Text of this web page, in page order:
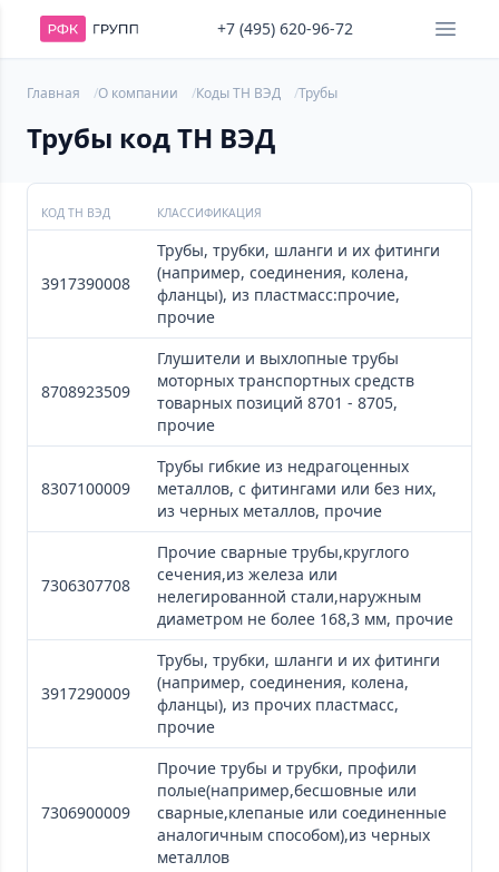
+7 (495) 620-96-72
Главная О компании Коды ТН ВЭД Трубы
Трубы код ТН ВЭД
КОД ТН ВЭД КЛАССИФИКАЦИЯ
3917390008
Трубы, трубки, шланги и их фитинги
(например, соединения, колена,
фланцы), из пластмасс:прочие,
прочие
8708923509
Глушители и выхлопные трубы
моторных транспортных средств
товарных позиций 8701 - 8705,
прочие
8307100009
Трубы гибкие из недрагоценных
металлов, с фитингами или без них,
из черных металлов, прочие
7306307708
Прочие сварные трубы,круглого
сечения,из железа или
нелегированной стали,наружным
диаметром не более 168,3 мм, прочие
3917290009
Трубы, трубки, шланги и их фитинги
(например, соединения, колена,
фланцы), из прочих пластмасс,
прочие
7306900009
Прочие трубы и трубки, профили
полые(например,бесшовные или
сварные,клепаные или соединенные
аналогичным способом),из черных
металлов